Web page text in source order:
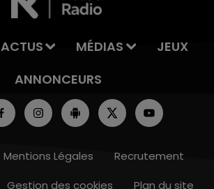
ACTUS MÉDIAS
JEUX
ANNONCEURS
Mentions Légales
Recrutement
Gestion des cookies Plan du site